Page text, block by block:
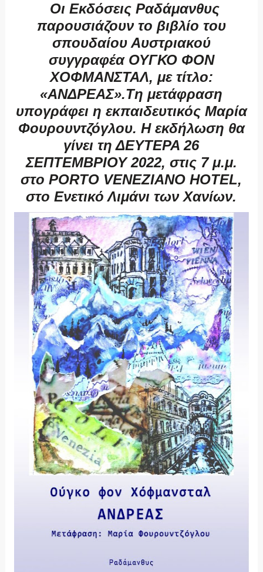
Οι Εκδόσεις Ραδάμανθυς
παρουσιάζουν το βιβλίο του
σπουδαίου Αυστριακού
συγγραφέα ΟΥΓΚΟ ΦΟΝ
ΧΟΦΜΑΝΣΤΑΛ, με τίτλο:
«ΑΝΔΡΕΑΣ».Τη μετάφραση
υπογράφει η εκπαιδευτικός Μαρία
Φουρουντζόγλου. Η εκδήλωση θα
γίνει τη ΔΕΥΤΕΡΑ 26
ΣΕΠΤΕΜΒΡΙΟΥ 2022, στις 7 μ.μ.
στο PORTO VENEZIANO HOTEL,
στο Ενετικό Λιμάνι των Χανίων.